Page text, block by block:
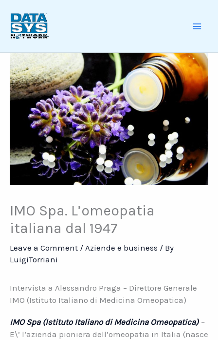
content
IMO Spa. L’omeopatia
italiana dal 1947
Leave a Comment / Aziende e business / By
LuigiTorriani
Intervista a Alessandro Praga – Direttore Generale
IMO (Istituto Italiano di Medicina Omeopatica)
IMO Spa (Istituto Italiano di Medicina Omeopatica)–
E\’ l’azienda pioniera dell’omeopatia in Italia (nasce